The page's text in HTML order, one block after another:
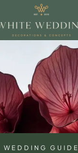
WEDDING GUIDE